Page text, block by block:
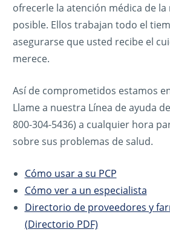
ofrecerle la atención médica de la
posible. Ellos trabajan todo el
asegurarse que usted recibe el
merece.
Así de comprometidos estamos
Llame a nuestra Línea de ayuda
800-304-5436) a cualquier hora
sobre sus problemas de salud.
Cómo usar a su PCP
Cómo ver a un especialista
Directorio de proveedores y
(Directorio PDF)